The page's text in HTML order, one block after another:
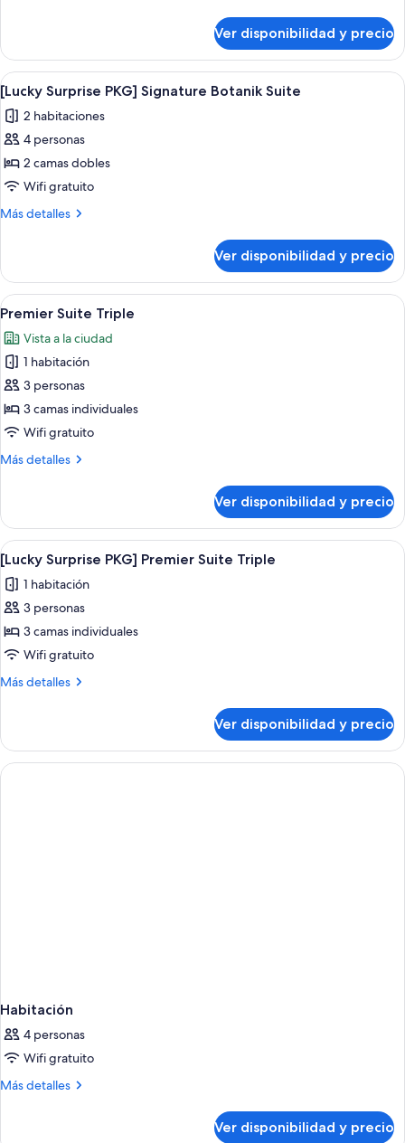
Double
Surprise
PKG]
Superior
Double
Ver disponibilidad y precio
Ver
todas
las
fotos
de
[Lucky
Surprise
Botanik
Suite
Una habitación de hotel con cama,
13
[Lucky Surprise PKG] Signature Botanik Suite
2 habitaciones
4 personas
2 camas dobles
Wifi gratuito
Más detalles
Más
Surprise
PKG]
Signature
Suite
Ver disponibilidad y precio
Ver
todas
las
fotos
de
Premier
Suite
Habitación de hotel con dos camas,
6
Premier Suite Triple
Vista a la ciudad
1 habitación
3 personas
3 camas individuales
Wifi gratuito
Más detalles
Más
Suite
Triple
Ver disponibilidad y precio
Ver
todas
las
fotos
de
[Lucky
Surprise
Suite
Triple
Una habitación de hotel con cama,
7
[Lucky Surprise PKG] Premier Suite Triple
1 habitación
3 personas
3 camas individuales
Wifi gratuito
Más detalles
Más
Surprise
PKG]
Premier
Ver disponibilidad y precio
Habitación
4 personas
Wifi gratuito
Más detalles
Más
Ver disponibilidad y precio